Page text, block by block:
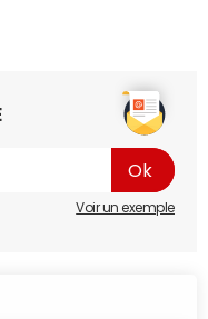
Voir un exemple